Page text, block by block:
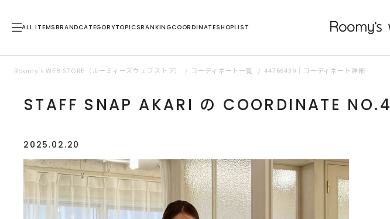
ALL ITEMSBRANDCATEGORYTOPICSRANKINGCOORDINATESHOPLIST
Roomy’s WEB STORE（ルーミィーズウェブストア） コーディネート一覧 44766439｜コーディネート詳細
STAFF SNAP AKARI の COORDINATE
2025.02.20